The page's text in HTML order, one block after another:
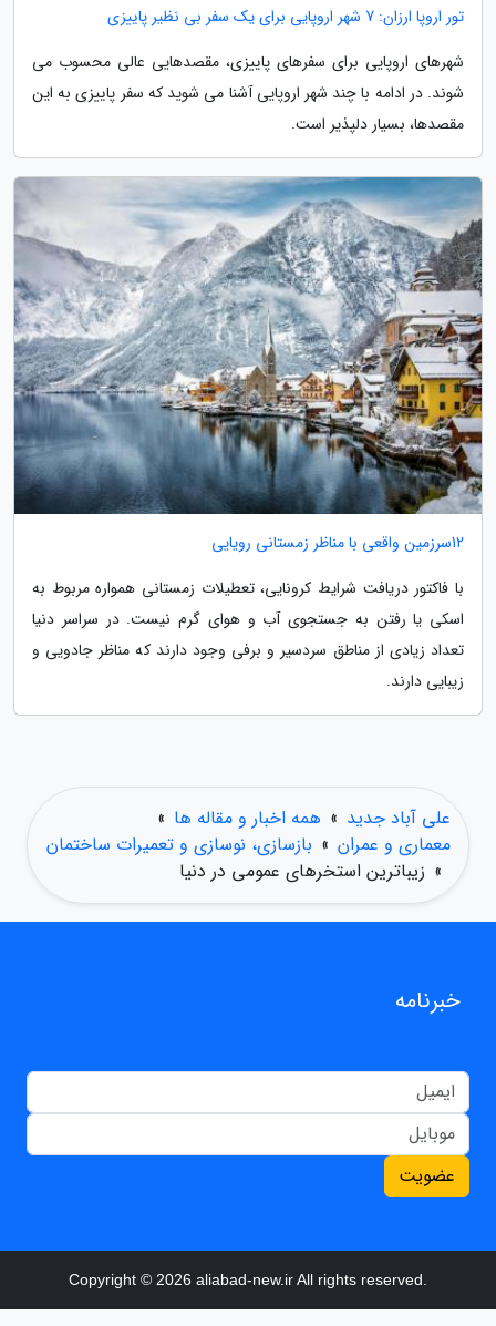
تور اروپا ارزان: 7 شهر اروپایی برای یک سفر بی نظیر پاییزی
شهرهای اروپایی برای سفرهای پاییزی، مقصدهایی عالی محسوب می
شوند. در ادامه با چند شهر اروپایی آشنا می شوید که سفر پاییزی به این
مقصدها، بسیار دلپذیر است.
12سرزمین واقعی با مناظر زمستانی رویایی
با فاکتور دریافت شرایط کرونایی، تعطیلات زمستانی همواره مربوط به
اسکی یا رفتن به جستجوی آب و هوای گرم نیست. در سراسر دنیا
تعداد زیادی از مناطق سردسیر و برفی وجود دارند که مناظر جادویی و
زیبایی دارند.
علی آباد جدید » همه اخبار و مقاله ها »
معماری و عمران » بازسازی، نوسازی و تعمیرات ساختمان
» زیباترین استخرهای عمومی در دنیا
خبرنامه
عضویت
Copyright © 2026 aliabad-new.ir All rights reserved.